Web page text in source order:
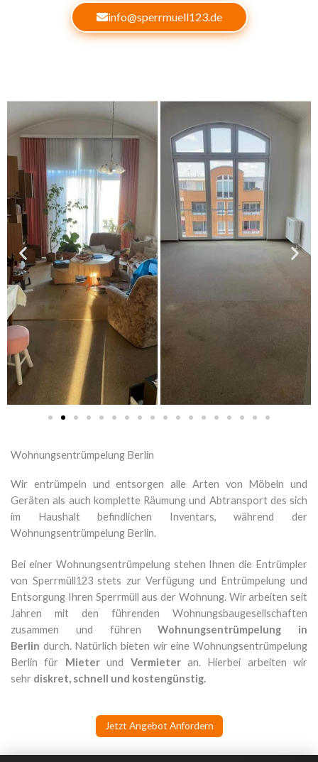
info@sperrmuell123.de
Wohnungsentrümpelung Berlin
Wir entrümpeln und entsorgen alle Arten von Möbeln und
Geräten als auch komplette Räumung und Abtransport des sich
im Haushalt befindlichen Inventars, während der
Wohnungsentrümpelung Berlin.
Bei einer Wohnungsentrümpelung stehen Ihnen die Entrümpler
von Sperrmüll123 stets zur Verfügung und Entrümpelung und
Entsorgung Ihren Sperrmüll aus der Wohnung. Wir arbeiten seit
Jahren mit den führenden Wohnungsbaugesellschaften
zusammen und führenWohnungsentrümpelung in
Berlin durch. Natürlich bieten wir eine Wohnungsentrümpelung
Berlin für Mieterund Vermieteran. Hierbei arbeiten wir
sehr diskret, schnell und kostengünstig.
Jetzt Angebot Anfordern